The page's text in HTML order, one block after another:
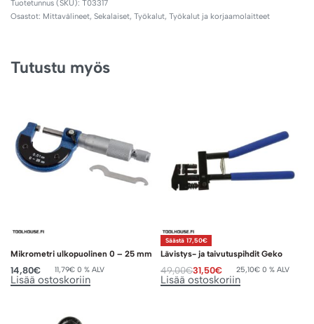
T03317
Osastot: Mittavälineet, Sekalaiset, Työkalut, Työkalut ja korjaamolaitteet
Tutustu myös
Mikrometri ulkopuolinen 0 – 25 mm
14,80€ 11,79€ 0 % ALV
Lisää ostoskoriin
Säästä 17,50€
Lävistys- ja taivutuspihdit Geko
49,00€31,50€ 25,10€ 0 % ALV
Lisää ostoskoriin